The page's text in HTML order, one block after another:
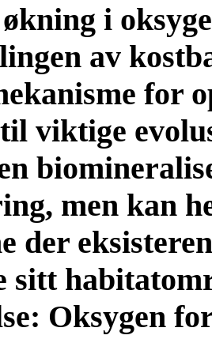
i
av
for
viktige
men kan
der
sitt
Oksygen